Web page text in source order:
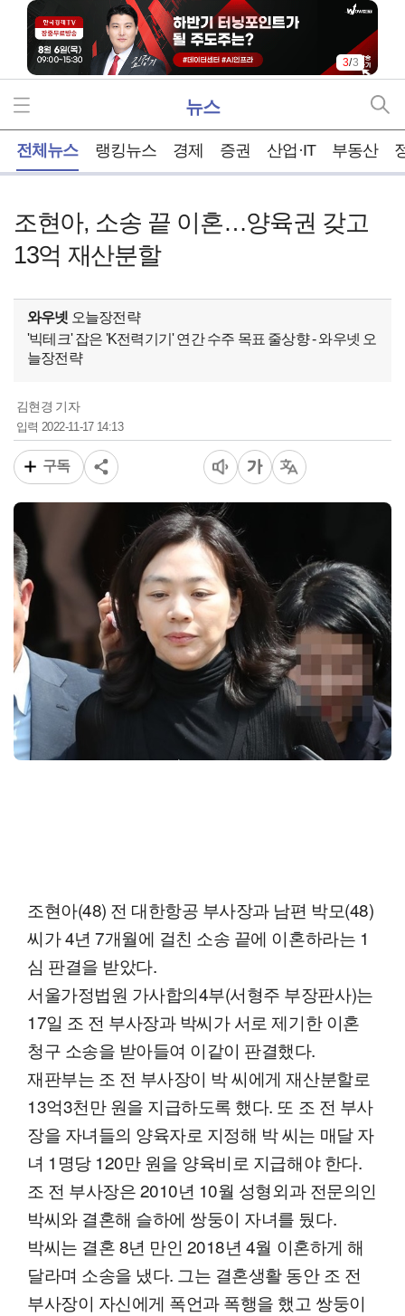
3/3
뉴스
전체뉴스 랭킹뉴스 경제 증권 산업·IT 부동산
조현아, 소송 끝 이혼…양육권 갖고
13억 재산분할
와우넷 오늘장전략
'빅테크' 잡은 'K전력기기' 연간 수주 목표 줄상향 - 와우넷 오
늘장전략
김현경 기자
입력 2022-11-17 14:13
구독
조현아(48) 전 대한항공 부사장과 남편 박모(48)
씨가 4년 7개월에 걸친 소송 끝에 이혼하라는 1
심 판결을 받았다.
서울가정법원 가사합의4부(서형주 부장판사)는
17일 조 전 부사장과 박씨가 서로 제기한 이혼
청구 소송을 받아들여 이같이 판결했다.
재판부는 조 전 부사장이 박 씨에게 재산분할로
13억3천만 원을 지급하도록 했다. 또 조 전 부사
장을 자녀들의 양육자로 지정해 박 씨는 매달 자
녀 1명당 120만 원을 양육비로 지급해야 한다.
조 전 부사장은 2010년 10월 성형외과 전문의인
박씨와 결혼해 슬하에 쌍둥이 자녀를 뒀다.
박씨는 결혼 8년 만인 2018년 4월 이혼하게 해
달라며 소송을 냈다. 그는 결혼생활 동안 조 전
부사장이 자신에게 폭언과 폭행을 했고 쌍둥이